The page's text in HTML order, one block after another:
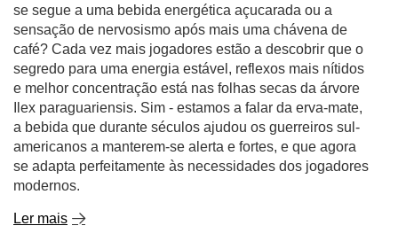
se segue a uma bebida energética açucarada ou a
sensação de nervosismo após mais uma chávena de
café? Cada vez mais jogadores estão a descobrir que o
segredo para uma energia estável, reflexos mais nítidos
e melhor concentração está nas folhas secas da árvore
Ilex paraguariensis. Sim - estamos a falar da erva-mate,
a bebida que durante séculos ajudou os guerreiros sul-
americanos a manterem-se alerta e fortes, e que agora
se adapta perfeitamente às necessidades dos jogadores
modernos.
Ler mais